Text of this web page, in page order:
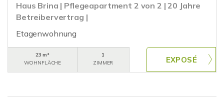
Haus Brina | Pflegeapartment 2 von 2 | 20 Jahre
Betreibervertrag |
Etagenwohnung
23 m²
WOHNFLÄCHE
1
ZIMMER